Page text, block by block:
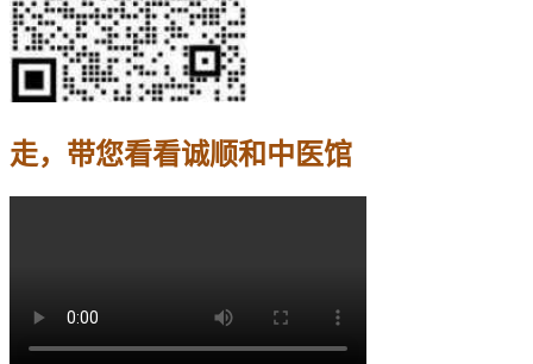
走，带您看看诚顺和中医馆